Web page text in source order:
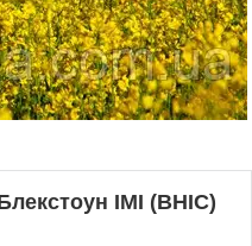
ІМІ (ВНІС)